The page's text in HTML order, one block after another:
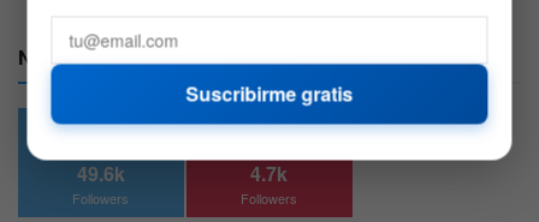
Nuestras Redes:
49.6k
Followers
4.7k
Followers
Suscribirme gratis